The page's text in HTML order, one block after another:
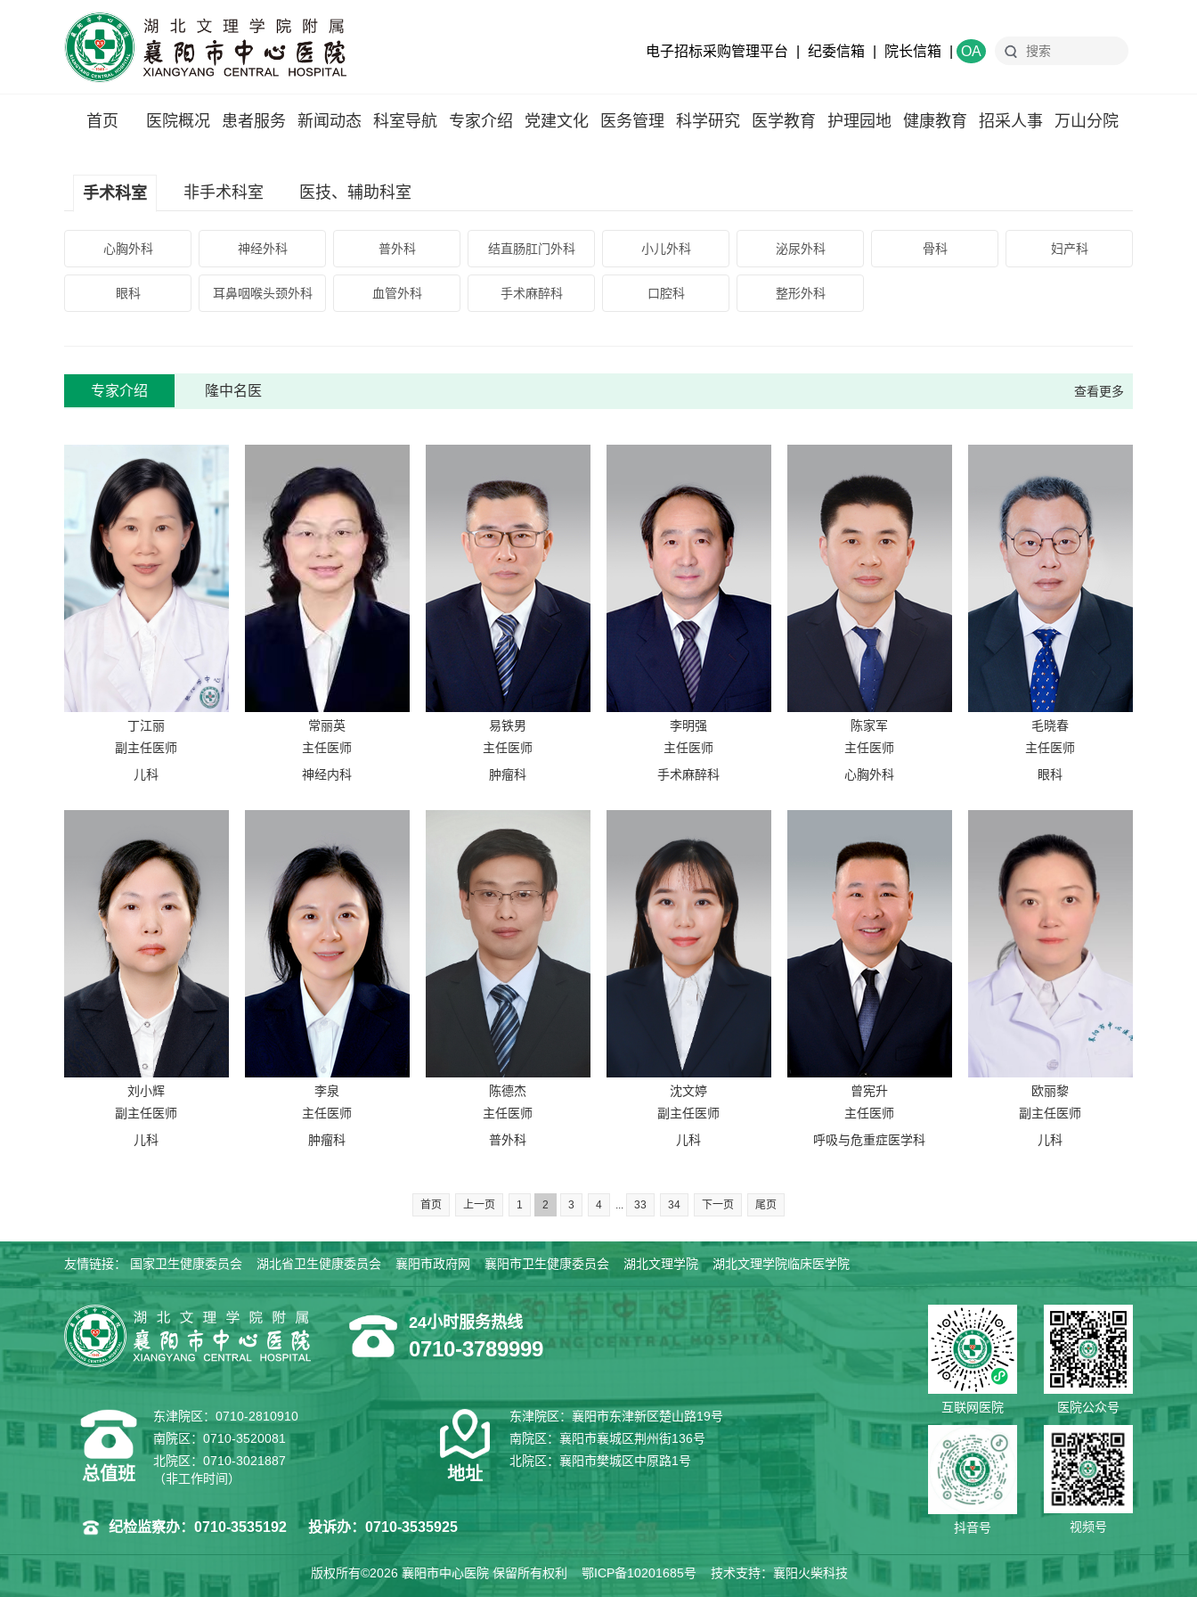
电子招标采购管理平台 纪委信箱 院长信箱 OA
首页 医院概况 患者服务 新闻动态 科室导航 专家介绍 党建文化 医务管理 科学研究 医学教育 护理园地 健康教育 招采人事 万山分院
手术科室 非手术科室 医技、辅助科室
心胸外科 神经外科 普外科 结直肠肛门外科 小儿外科 泌尿外科 骨科 妇产科
眼科 耳鼻咽喉头颈外科 血管外科 手术麻醉科 口腔科 整形外科
专家介绍 隆中名医 查看更多
丁江丽
副主任医师
儿科
常丽英
主任医师
神经内科
易铁男
主任医师
肿瘤科
李明强
主任医师
手术麻醉科
陈家军
主任医师
心胸外科
毛晓春
主任医师
眼科
刘小辉
副主任医师
儿科
李泉
主任医师
肿瘤科
陈德杰
主任医师
普外科
沈文婷
副主任医师
儿科
曾宪升
主任医师
呼吸与危重症医学科
欧丽黎
副主任医师
儿科
首页 上一页 1 2 3 4 ... 33 34 下一页 尾页
友情链接：国家卫生健康委员会 湖北省卫生健康委员会 襄阳市政府网 襄阳市卫生健康委员会 湖北文理学院 湖北文理学院临床医学院
24小时服务热线
0710-3789999
总值班
东津院区：0710-2810910
南院区：0710-3520081
北院区：0710-3021887
（非工作时间）
地址
东津院区：襄阳市东津新区楚山路19号
南院区：襄阳市襄城区荆州街136号
北院区：襄阳市樊城区中原路1号
纪检监察办：0710-3535192 投诉办：0710-3535925
互联网医院 医院公众号
抖音号 视频号
版权所有©2026 襄阳市中心医院保留所有权利鄂ICP备10201685号技术支持：襄阳火柴科技